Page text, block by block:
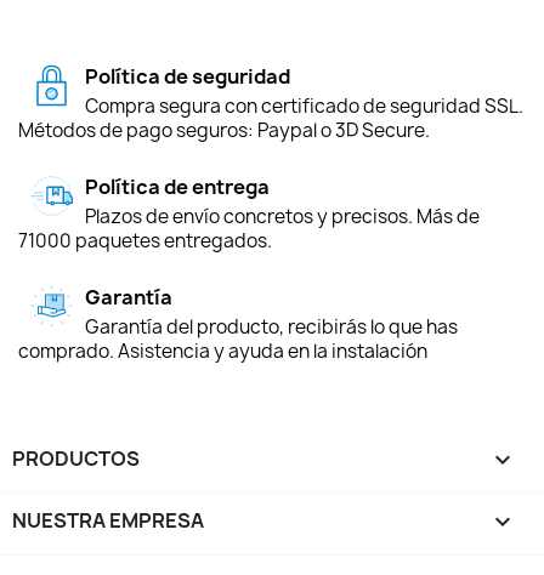
Política de seguridad
Compra segura con certificado de seguridad SSL.
Métodos de pago seguros: Paypal o 3D Secure.
Política de entrega
Plazos de envío concretos y precisos. Más de
71000 paquetes entregados.
Garantía
Garantía del producto, recibirás lo que has
comprado. Asistencia y ayuda en la instalación
PRODUCTOS 
NUESTRA EMPRESA 